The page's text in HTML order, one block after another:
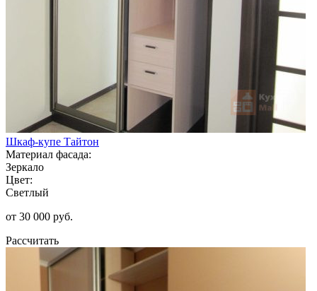
Шкаф-купе Тайтон
Материал фасада:
Зеркало
Цвет:
Светлый
от 30 000 руб.
Рассчитать